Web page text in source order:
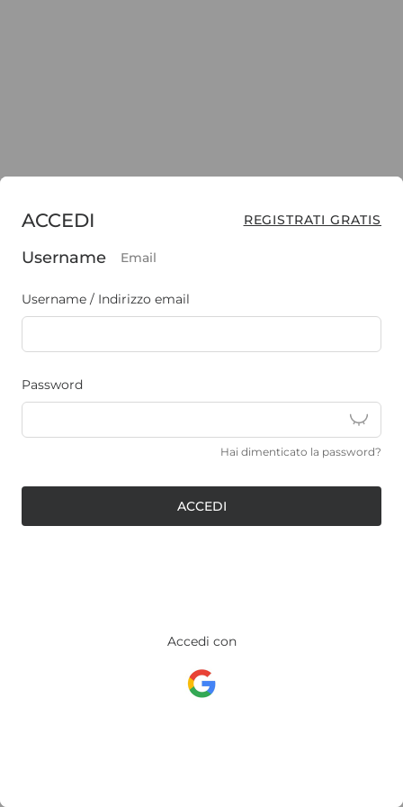
ACCEDI REGISTRATI GRATIS
Username Email
Username / Indirizzo email
Password
Hai dimenticato la password?
ACCEDI
Accedi con